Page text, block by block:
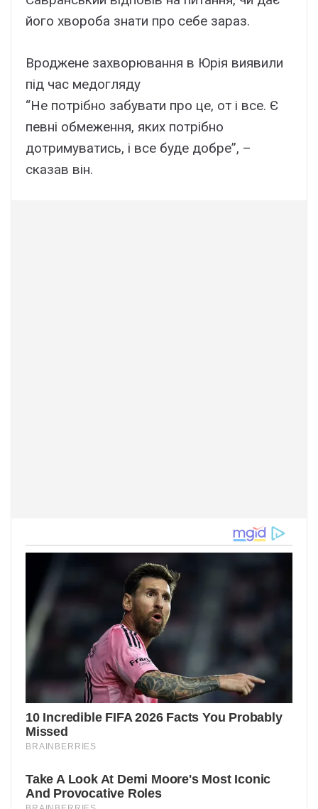
його хвороба знати про себе зараз.
Вроджене захворювання в Юрія виявили
під час медогляду
“Не потрібно забувати про це, от і все. Є
певні обмеження, яких потрібно
дотримуватись, і все буде добре”, –
сказав він.